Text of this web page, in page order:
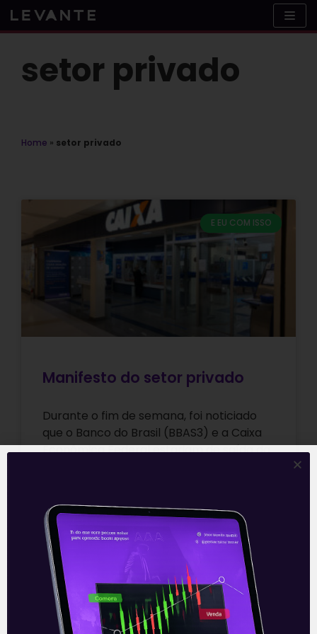
Skip
to
setor privado
Home » setor privado
E EU COM ISSO
Manifesto do setor privado
Durante o fim de semana, foi noticiado
que o Banco do Brasil (BBAS3) e a Caixa
Econômica Federal estariam de saída da
Leia mais
30/08/2021
E EU COM ISSO